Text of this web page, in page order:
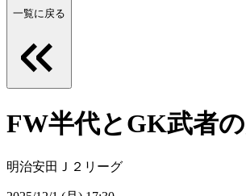
一覧に戻る
FW半代とGK武者の
明治安田Ｊ２リーグ